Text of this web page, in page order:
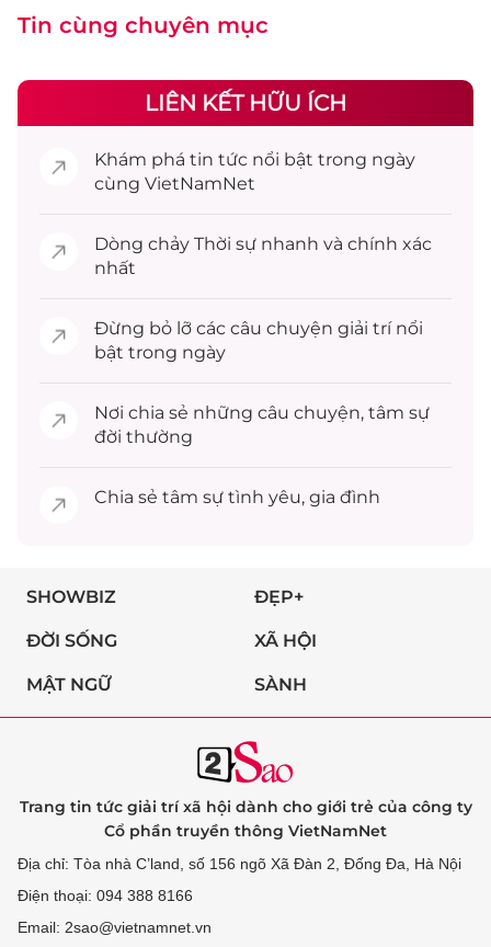
Tin cùng chuyên mục
LIÊN KẾT HỮU ÍCH
Khám phá tin tức nổi bật trong ngày
cùng VietNamNet
Dòng chảy Thời sự nhanh và chính xác
nhất
Đừng bỏ lỡ các câu chuyện giải trínổi
bật trong ngày
Nơi chia sẻ những câu chuyện, tâm sự
đời thường
Chia sẻ tâm sự tình yêu, gia đình
SHOWBIZ ĐẸP+
ĐỜI SỐNG XÃ HỘI
MẬT NGỮ SÀNH
Trang tin tức giải trí xã hội dành cho giới trẻ của công ty
Cổ phần truyền thông VietNamNet
Địa chỉ: Tòa nhà C’land, số 156 ngõ Xã Đàn 2, Đống Đa, Hà Nội
Điện thoại: 094 388 8166
Email: 2sao@vietnamnet.vn